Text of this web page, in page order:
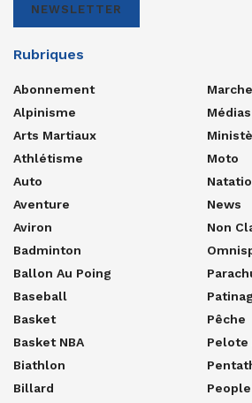
NEWSLETTER
Rubriques
Abonnement
Alpinisme
Arts Martiaux
Athlétisme
Auto
Aventure
Aviron
Badminton
Ballon Au Poing
Baseball
Basket
Basket NBA
Biathlon
Billard
Marche
Médias
Moto
News
Non
Pêche
Pelote
People